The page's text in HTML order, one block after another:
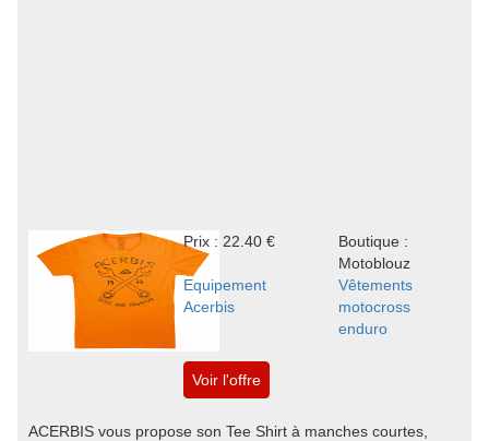
Prix : 22.40 €
Boutique :
Motoblouz
Equipement
Acerbis
Vêtements
motocross
enduro
Voir l'offre
ACERBIS vous propose son Tee Shirt à manches courtes,